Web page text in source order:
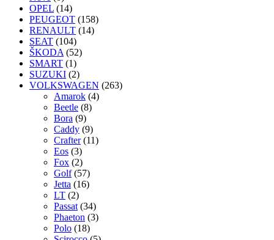
OPEL (14)
PEUGEOT (158)
RENAULT (14)
SEAT (104)
ŠKODA (52)
SMART (1)
SUZUKI (2)
VOLKSWAGEN (263)
Amarok (4)
Beetle (8)
Bora (9)
Caddy (9)
Crafter (11)
Eos (3)
Fox (2)
Golf (57)
Jetta (16)
LT (2)
Passat (34)
Phaeton (3)
Polo (18)